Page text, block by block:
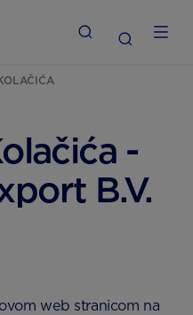
-
B.V.
web stranicom na